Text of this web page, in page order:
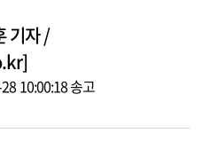
기자 /
10:00:18 송고